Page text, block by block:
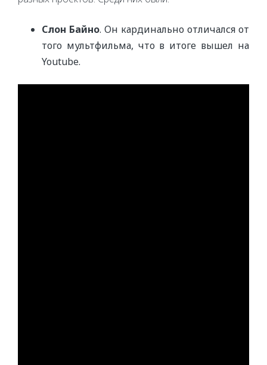
Слон Байно. Он кардинально отличался от
того мультфильма, что в итоге вышел на
Youtube.